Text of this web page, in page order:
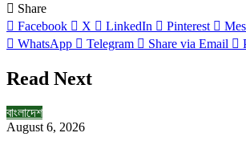
Share
Facebook
X LinkedIn Pinterest
WhatsApp
Telegram Share via Email
Read Next
বাংলাদেশ
August 6, 2026